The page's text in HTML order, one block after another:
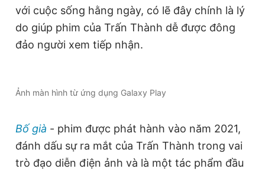
Theo dõi báo trên
Tổng biên tập: Nguyễn Ngọc Toàn
Phó tổng biên tập thường trực: Hải Thành
Phó tổng biên tập: Lâm Hiếu Dũng
Phó tổng biên tập: Trần Việt Hưng
với cuộc sống hằng ngày, có lẽ đây chính là lý
do giúp phim của Trấn Thành dễ được đông
đảo người xem tiếp nhận.
Ảnh màn hình từ ứng dụng Galaxy Play
Bố già - phim được phát hành vào năm 2021,
đánh dấu sự ra mắt của Trấn Thành trong vai
trò đạo diễn điện ảnh và là một tác phẩm đầu